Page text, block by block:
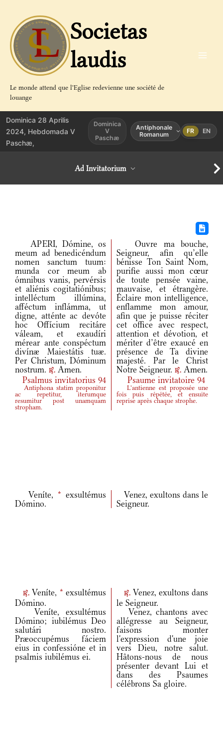
contenu
Societas
laudis
Le monde attend que l'Eglise redevienne une société de
louange
Dominica 28 Aprilis
2024, Hebdomada V
Paschæ,
Dominica
V
Paschæ
Antiphonale
Romanum
FR EN
Ad Invitatorium
APERI, Dómine, os
meum ad benedicéndum
nomen sanctum tuum:
munda cor meum ab
ómnibus vanis, pervérsis
et aliénis cogitatiónibus;
intelléctum illúmina,
afféctum inflámma, ut
digne, atténte ac devóte
hoc Offícium recitáre
váleam, et exaudíri
mérear ante conspéctum
divínæ Maiestátis tuæ.
Per Christum, Dóminum
nostrum. r. Amen.
Ouvre ma bouche,
Seigneur, afin qu’elle
bénisse Ton Saint Nom,
purifie aussi mon cœur
de toute pensée vaine,
mauvaise, et étrangère.
Éclaire mon intelligence,
enflamme mon amour,
afin que je puisse réciter
cet office avec respect,
attention et dévotion, et
mériter d’être exaucé en
présence de Ta divine
majesté. Par le Christ
Notre Seigneur. r. Amen.
Psalmus invitatorius 94
Psaume invitatoire 94
Antiphona statim proponitur
ac repetitur, iterumque
resumitur post unamquam
stropham.
L'antienne est proposée une
fois puis répétée, et ensuite
reprise après chaque strophe.
Veníte, * exsultémus
Dómino.
Venez, exultons dans le
Seigneur.
r. Veníte, * exsultémus
Dómino.
r. Venez, exultons dans
le Seigneur.
Veníte, exsultémus
Dómino; iubilémus Deo
salutári nostro.
Præoccupémus fáciem
eius in confessióne et in
psalmis iubilémus ei.
Venez, chantons avec
allégresse au Seigneur,
faisons monter
l'expression d'une joie
vers Dieu, notre salut.
Hâtons-nous de nous
présenter devant Lui et
dans des Psaumes
célébrons Sa gloire.